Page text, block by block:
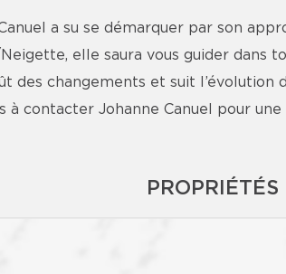
a su se démarquer par son
elle saura vous guider dans
des changements et suit l’évolution
à contacter Johanne Canuel pour
PROPRIÉTÉS